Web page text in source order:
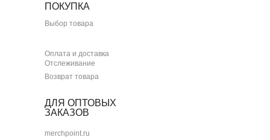
ПОКУПКА
Выбор товара
Оплата и доставка
Отслеживание
Возврат товара
ДЛЯ ОПТОВЫХ
ЗАКАЗОВ
merchpoint.ru